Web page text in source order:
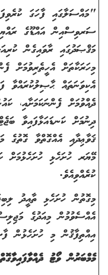
"މައްސަލާގައި ފާހަގަ
ސަރވިސްއިން އައްޑޫގެ
މަޤްޞަދުގައި ރާވައިގެން
މިހަރަކާތަށް އެހީތެރިވުމަށް
ދެއްވުމަށް ފެންނަކަމަށާއި،
ދިނުމަށް ކަނޑައަޅާފައިވާ
ޤަވާޢިދާއި އެއްގޮތްވާ ގޮތުގެ
މޭޔަރ ހުށަހެޅި
ކުރެއްވިއެވެ.
މިގޮތުން ހުށަހެޅި ތާއީދު
އެއްސެވުމުން މިއަދުގެ
އިއްތިފާޤުން މި ހުށަހެޅުން
މެމްބަރުން ވޯޓު